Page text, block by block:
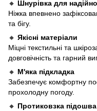
🔸 Шнурівка для
Ніжка впевнено
та бігу.
🔸 Якісні матеріали
Міцні текстильні та
довговічність та гарний
🔸 М'яка підкладка
Забезпечує комфортну
прохолодну погоду.
🔸 Протиковзка підошва